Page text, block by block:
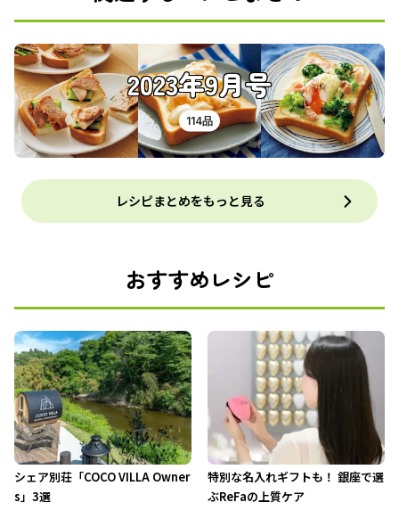
2023年9月号
114品
レシピまとめをもっと見る
おすすめレシピ
シェア別荘「COCO VILLA Owner
s」3選
特別な名入れギフトも！ 銀座で選
ぶReFaの上質ケア